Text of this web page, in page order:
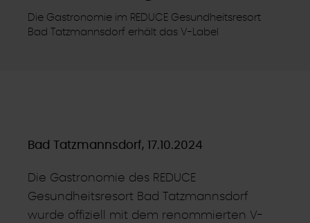
Die Gastronomie im REDUCE Gesundheitsresort
Bad Tatzmannsdorf erhält das V-Label
Bad Tatzmannsdorf, 17.10.2024
Die Gastronomie des REDUCE
Gesundheitsresort Bad Tatzmannsdorf
wurde offiziell mit dem renommierten V-